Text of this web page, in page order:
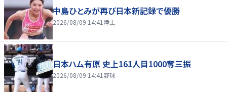
中島ひとみが再び日本新記録で優勝
2026/08/09 14:41 陸上
日本ハム有原 史上161人目1000奪三振
2026/08/09 14:41 野球